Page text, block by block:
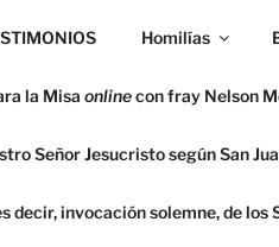
Homilías
la Misa onlinecon fray Nelson
Señor Jesucristo según San
decir, invocación solemne, de los